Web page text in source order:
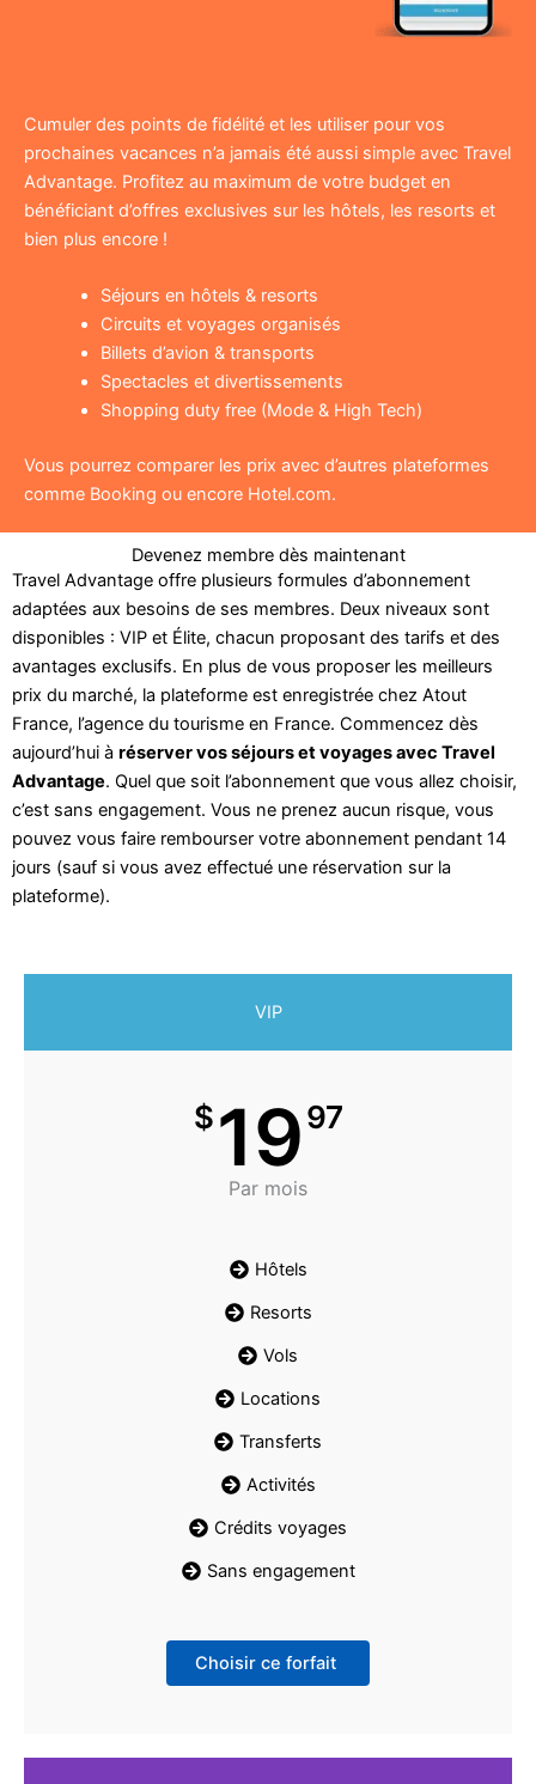
Cumuler des points de fidélité et les utiliser pour vos
prochaines vacances n’a jamais été aussi simple avec Travel
Advantage. Profitez au maximum de votre budget en
bénéficiant d’offres exclusives sur les hôtels, les resorts et
bien plus encore !
Séjours en hôtels & resorts
Circuits et voyages organisés
Billets d’avion & transports
Spectacles et divertissements
Shopping duty free (Mode & High Tech)
Vous pourrez comparer les prix avec d’autres plateformes
comme Booking ou encore Hotel.com.
Devenez membre dès maintenant
Travel Advantage offre plusieurs formules d’abonnement
adaptées aux besoins de ses membres. Deux niveaux sont
disponibles : VIP et Élite, chacun proposant des tarifs et des
avantages exclusifs. En plus de vous proposer les meilleurs
prix du marché, la plateforme est enregistrée chez Atout
France, l’agence du tourisme en France. Commencez dès
aujourd’hui à réserver vos séjours et voyages avec Travel
Advantage. Quel que soit l’abonnement que vous allez choisir,
c’est sans engagement. Vous ne prenez aucun risque, vous
pouvez vous faire rembourser votre abonnement pendant 14
jours (sauf si vous avez effectué une réservation sur la
plateforme).
VIP
$1997
Par mois
Hôtels
Resorts
Vols
Locations
Transferts
Activités
Crédits voyages
Sans engagement
Choisir ce forfait